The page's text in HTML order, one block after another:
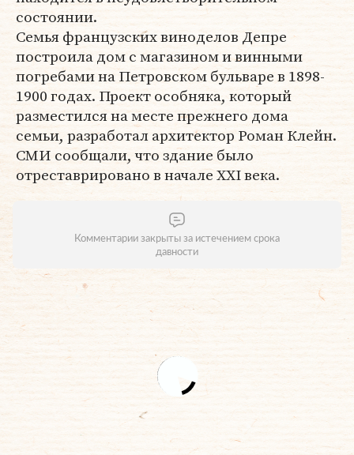
состоянии.
Семья французских виноделов Депре
построила дом с магазином и винными
погребами на Петровском бульваре в 1898-
1900 годах. Проект особняка, который
разместился на месте прежнего дома
семьи, разработал архитектор Роман Клейн.
СМИ сообщали, что здание было
отреставрировано в начале XXI века.
Комментарии закрыты за истечением срока
давности